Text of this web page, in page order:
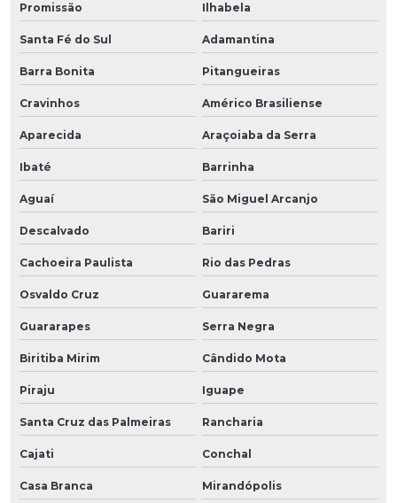
Promissão Ilhabela
Santa Fé do Sul Adamantina
Barra Bonita Pitangueiras
Cravinhos Américo Brasiliense
Aparecida Araçoiaba da Serra
Ibaté Barrinha
Aguaí São Miguel Arcanjo
Descalvado Bariri
Cachoeira Paulista Rio das Pedras
Osvaldo Cruz Guararema
Guararapes Serra Negra
Biritiba Mirim Cândido Mota
Piraju Iguape
Santa Cruz das Palmeiras Rancharia
Cajati Conchal
Casa Branca Mirandópolis